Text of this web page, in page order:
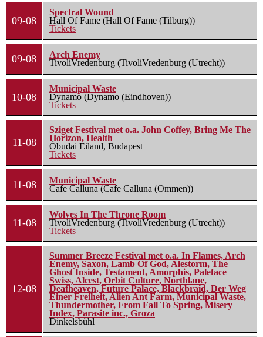
09-08
Spectral Wound
Hall Of Fame (Hall Of Fame (Tilburg))
Tickets
09-08
Arch Enemy
TivoliVredenburg (TivoliVredenburg (Utrecht))
10-08
Municipal Waste
Dynamo (Dynamo (Eindhoven))
Tickets
11-08
Sziget Festival met o.a. John Coffey, Bring Me The
Horizon, Health
Óbudai Eiland, Budapest
Tickets
11-08
Municipal Waste
Cafe Calluna (Cafe Calluna (Ommen))
11-08
Wolves In The Throne Room
TivoliVredenburg (TivoliVredenburg (Utrecht))
Tickets
12-08
Summer Breeze Festival met o.a. In Flames, Arch
Enemy, Saxon, Lamb Of God, Alestorm, The
Ghost Inside, Testament, Amorphis, Paleface
Swiss, Alcest, Orbit Culture, Northlane,
Deafheaven, Future Palace, Blackbraid, Der Weg
Einer Freiheit, Alien Ant Farm, Municipal Waste,
Thundermother, From Fall To Spring, Misery
Index, Parasite inc., Groza
Dinkelsbühl